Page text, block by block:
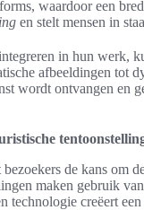
waardoor een
en stelt mensen in
in hun werk,
afbeeldingen tot
wordt ontvangen en
bezoekers de kans om
maken gebruik van
technologie creëert